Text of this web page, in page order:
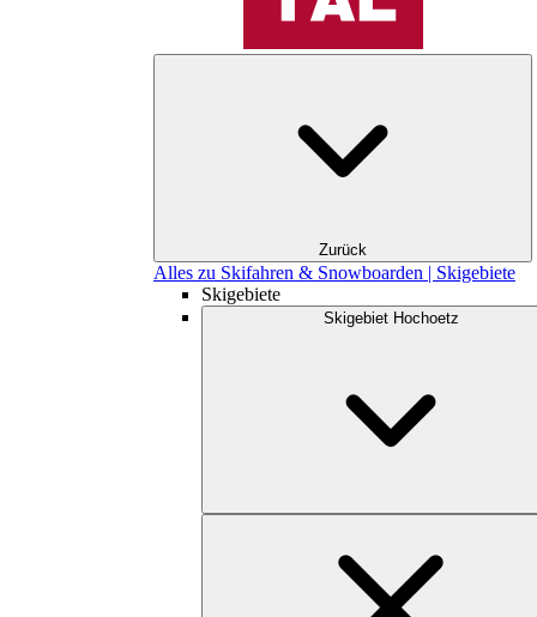
Zurück
Alles zu Skifahren & Snowboarden | Skigebiete
Skigebiete
Skigebiet Hochoetz